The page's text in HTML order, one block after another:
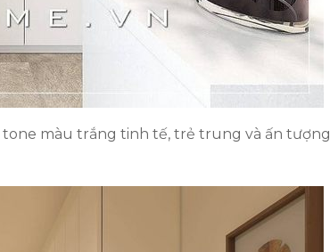
màu trắng tinh tế, trẻ trung và ấn tượng